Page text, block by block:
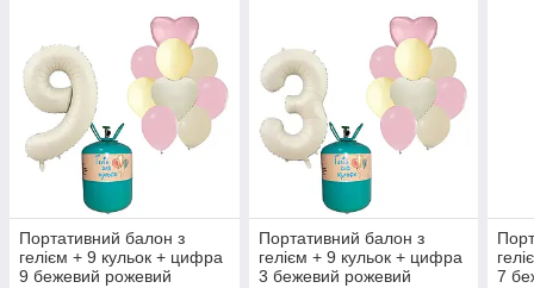
Портативний балон з
гелієм + 9 кульок + цифра
9 бежевий рожевий
Портативний балон з
гелієм + 9 кульок + цифра
3 бежевий рожевий
7